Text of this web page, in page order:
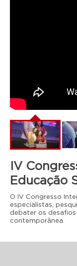
IV
Educação
O IV Congresso
especialistas,
debater os
contemporânea.